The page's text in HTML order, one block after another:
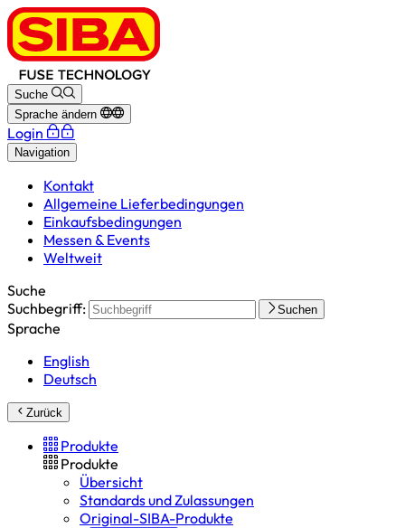
Suche
Sprache ändern
Login
Navigation
Kontakt
Allgemeine Lieferbedingungen
Einkaufsbedingungen
Messen & Events
Weltweit
Suche
Suchbegriff:
Suchen
Sprache
English
Deutsch
Zurück
Produkte
Produkte
Übersicht
Standards und Zulassungen
Original-SIBA-Produkte